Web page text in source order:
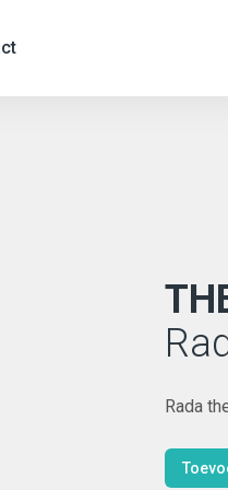
Rada